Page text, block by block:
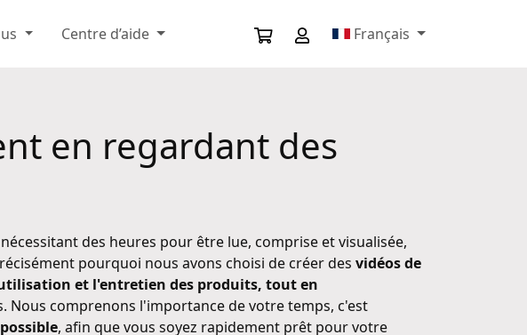
Centre d’aide Français
en regardant des
des heures pour être lue, comprise et visualisée,
pourquoi nous avons choisi de créer des vidéos de
et l'entretien des produits, tout en
Nous comprenons l'importance de votre temps, c'est
, afin que vous soyez rapidement prêt pour votre